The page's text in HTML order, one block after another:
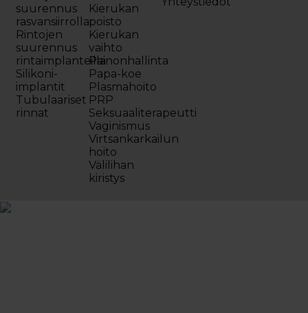
suurennus
rasvansiirrolla
Rintojen
suurennus
rintaimplanteilla
Silikoni-
implantit
Tubulaariset
rinnat
Kierukan
poisto
Kierukan
vaihto
Painonhallinta
Papa-koe
Plasmahoito
PRP
Seksuaaliterapeutti
Vaginismus
Virtsankarkailun
hoito
Välilihan
kiristys